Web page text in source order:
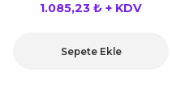
ve Dekor Maske
1.085,23 ₺ + KDV
Sepete Ekle